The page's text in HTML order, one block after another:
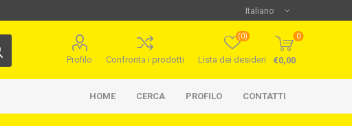
Profilo Confronta i prodotti Lista dei desideri
(0) 0
€0,00
HOME CERCA PROFILO CONTATTI